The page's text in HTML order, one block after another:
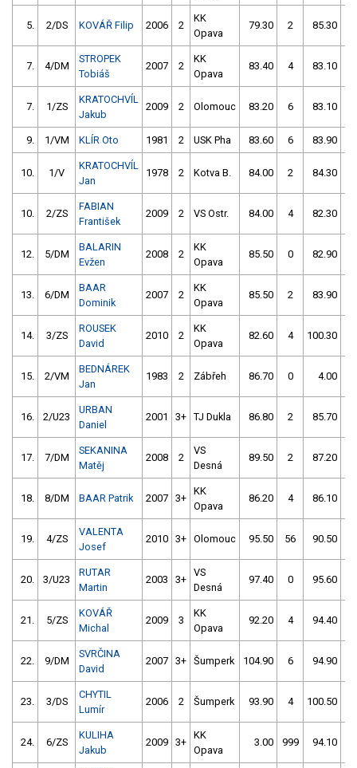
5. 2/DS KOVÁŘ Filip 2006 2
KK
Opava
79.30 2 85.30
7. 4/DM
STROPEK
Tobiáš
2007 2
KK
Opava
83.40 4 83.10
7. 1/ZS
KRATOCHVÍL
Jakub
2009 2 Olomouc 83.20 6 83.10
9. 1/VM KLÍR Oto 1981 2 USK Pha 83.60 6 83.90
10. 1/V
KRATOCHVÍL
Jan
1978 2 Kotva B. 84.00 2 84.30
10. 2/ZS
FABIAN
František
2009 2 VS Ostr. 84.00 4 82.30
12. 5/DM
BALARIN
Evžen
2008 2
KK
Opava
85.50 0 82.90
13. 6/DM
BAAR
Dominik
2007 2
KK
Opava
85.50 2 83.90
14. 3/ZS
ROUSEK
David
2010 2
KK
Opava
82.60 4 100.30
15. 2/VM
BEDNÁREK
Jan
1983 2 Zábřeh 86.70 0 4.00
16. 2/U23
URBAN
Daniel
2001 3+ TJ Dukla 86.80 2 85.70
17. 7/DM
SEKANINA
Matěj
2008 2
VS
Desná
89.50 2 87.20
18. 8/DM BAAR Patrik 2007 3+
KK
Opava
86.20 4 86.10
19. 4/ZS
VALENTA
Josef
2010 3+ Olomouc 95.50 56 90.50
20. 3/U23
RUTAR
Martin
2003 3+
VS
Desná
97.40 0 95.60
21. 5/ZS
KOVÁŘ
Michal
2009 3
KK
Opava
92.20 4 94.40
22. 9/DM
SVRČINA
David
2007 3+ Šumperk 104.90 6 94.90
23. 3/DS
CHYTIL
Lumír
2006 2 Šumperk 93.90 4 100.50
24. 6/ZS
KULIHA
Jakub
2009 3+
KK
Opava
3.00 999 94.10